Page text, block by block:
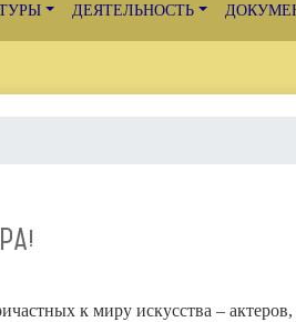
ДЕЯТЕЛЬНОСТЬ
к миру искусства –